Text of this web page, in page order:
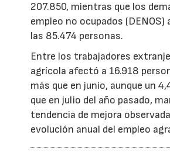
207.850, mientras que los
empleo no ocupados (DENOS)
las 85.474 personas.
Entre los trabajadores
agrícola afectó a 16.918
más que en junio, aunque un
que en julio del año pasado,
tendencia de mejora
evolución anual del empleo